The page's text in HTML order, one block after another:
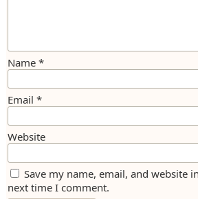
Name *
Email *
Website
Save my name, email, and website
next time I comment.